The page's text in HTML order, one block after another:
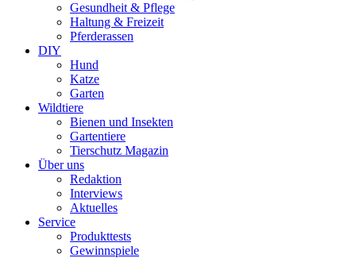
Gesundheit & Pflege
Haltung & Freizeit
Pferderassen
DIY
Hund
Katze
Garten
Wildtiere
Bienen und Insekten
Gartentiere
Tierschutz Magazin
Über uns
Redaktion
Interviews
Aktuelles
Service
Produkttests
Gewinnspiele